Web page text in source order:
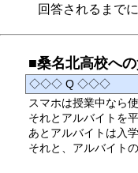
回答されるまで
■桑名北高校へ
◇◇◇ Q ◇◇◇
スマホは授業中なら
それとアルバイトを
あとアルバイトは入
それと、アルバイト